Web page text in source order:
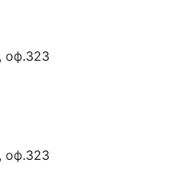
оф.323
оф.323